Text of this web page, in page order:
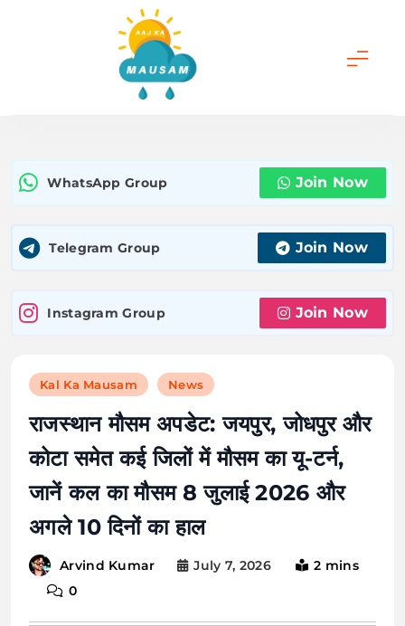
आज का मौसम | कल का
मौसम की जानकारी सबसे
WhatsApp Group Join Now
Telegram Group Join Now
Instagram Group Join Now
Kal Ka Mausam News
राजस्थान मौसम अपडेट: जयपुर, जोधपुर और
कोटा समेत कई जिलों में मौसम का यू-टर्न,
जानें कल का मौसम 8 जुलाई 2026 और
अगले 10 दिनों का हाल
Arvind Kumar July 7, 2026
2 mins
0